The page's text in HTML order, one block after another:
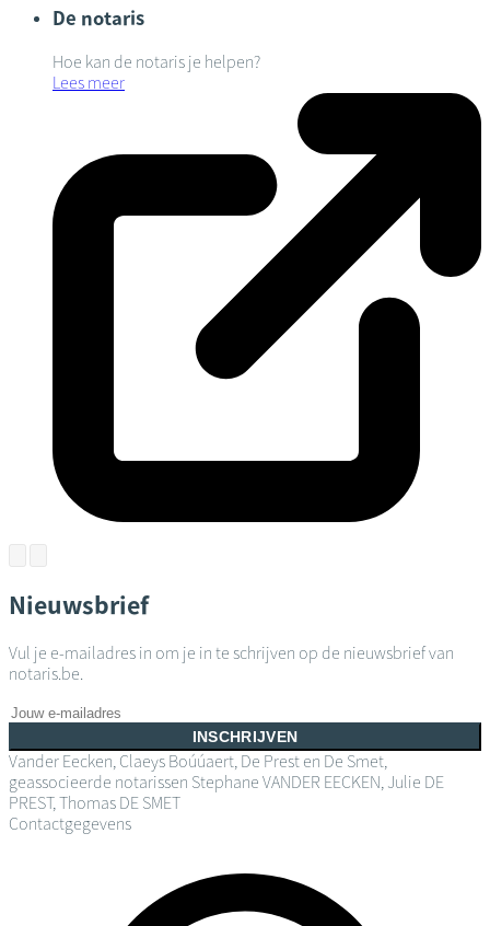
De notaris
Hoe kan de notaris je helpen?
Lees meer
Nieuwsbrief
Vul je e-mailadres in om je in te schrijven op de nieuwsbrief van
notaris.be.
INSCHRIJVEN
Vander Eecken, Claeys Boúúaert, De Prest en De Smet,
geassocieerde notarissen Stephane VANDER EECKEN, Julie DE
PREST, Thomas DE SMET
Contactgegevens